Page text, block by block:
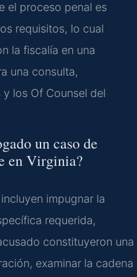
el proceso penal es
requisitos, lo cual
la fiscalía en una
una consulta,
y los Of Counsel del
un caso de
en Virginia?
impugnar la
requerida,
constituyeron una
examinar la cadena